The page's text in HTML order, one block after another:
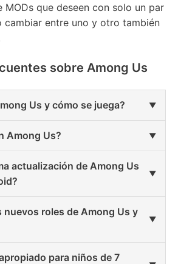
MODs que deseen con solo un par
cambiar entre uno y otro también
sobre Among Us
Us y cómo se juega?
Among Us?
actualización de Among Us
nuevos roles de Among Us y
para niños de 7